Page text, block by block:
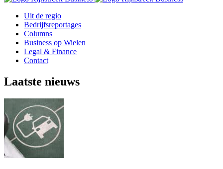
Uit de regio
Bedrijfsreportages
Columns
Business op Wielen
Legal & Finance
Contact
Laatste nieuws